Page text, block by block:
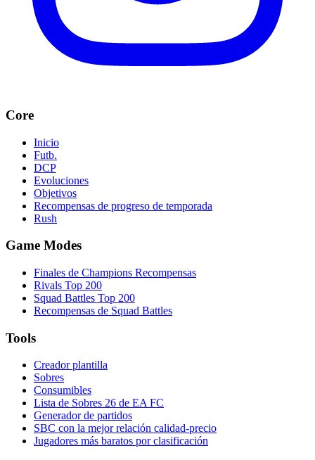
Core
Inicio
Futb.
DCP
Evoluciones
Objetivos
Recompensas de progreso de temporada
Rush
Game Modes
Finales de Champions Recompensas
Rivals Top 200
Squad Battles Top 200
Recompensas de Squad Battles
Tools
Creador plantilla
Sobres
Consumibles
Lista de Sobres 26 de EA FC
Generador de partidos
SBC con la mejor relación calidad-precio
Jugadores más baratos por clasificación